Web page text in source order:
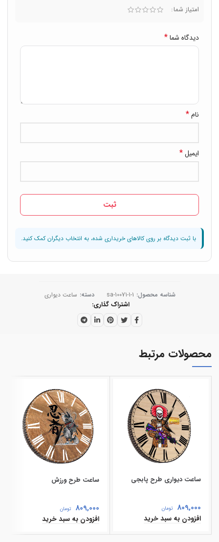
امتیاز شما
دیدگاه شما*
نام*
ایمیل*
شناسه محصول: sa-10071-1-1 دسته: ساعت دیواری
اشتراک گذاری
محصولات مرتبط
ساعت دیواری طرح پابجی
809,000 تومان
افزودن به سبد خرید
ساعت طرح ورزش
809,000 تومان
افزودن به سبد خرید